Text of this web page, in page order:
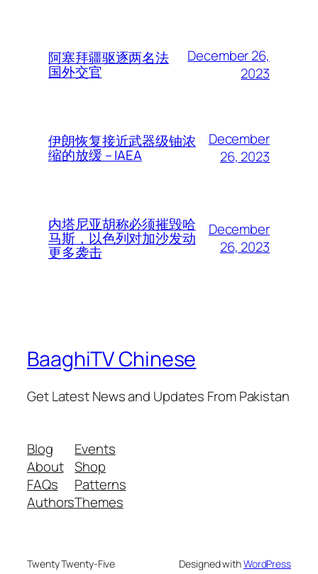
阿塞拜疆驱逐两名法
国外交官
December 26,
2023
伊朗恢复接近武器级铀浓
缩的放缓 – IAEA
December
26, 2023
内塔尼亚胡称必须摧毁哈
马斯，以色列对加沙发动
更多袭击
December
26, 2023
BaaghiTV Chinese
Get Latest News and Updates From Pakistan
Blog
About
FAQs
Authors
Events
Shop
Patterns
Themes
Twenty Twenty-Five Designed withWordPress